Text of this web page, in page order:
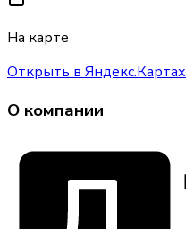
На карте
Открыть в Яндекс.Картах
О компании